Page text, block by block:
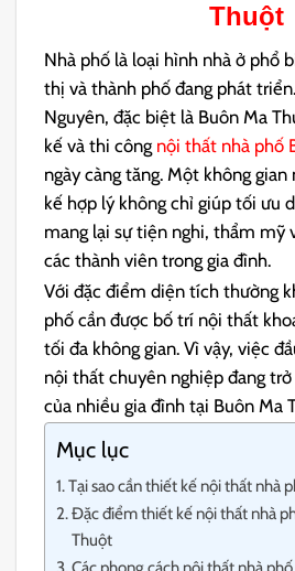
Thuột
Nhà phố là loại hình nhà ở phổ
thị và thành phố đang phát
Nguyên, đặc biệt là Buôn Ma
kế và thi công nội thất nhà phố
ngày càng tăng. Một không
kế hợp lý không chỉ giúp tối ưu
mang lại sự tiện nghi, thẩm mỹ
các thành viên trong gia đình.
Với đặc điểm diện tích thường
phố cần được bố trí nội thất
tối đa không gian. Vì vậy, việc
nội thất chuyên nghiệp đang
của nhiều gia đình tại Buôn Ma
Mục lục
Tại sao cần thiết kế nội thất nhà
Đặc điểm thiết kế nội thất nhà
Thuột
Các phong cách nội thất nhà